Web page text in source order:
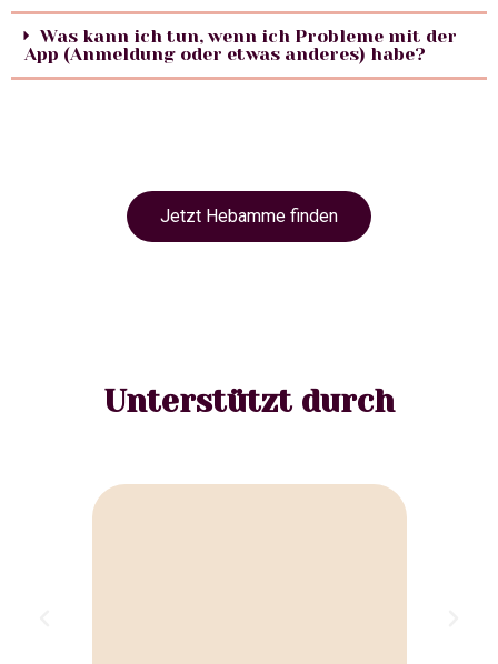
Was kann ich tun, wenn ich Probleme mit der
App (Anmeldung oder etwas anderes) habe?
Jetzt Hebamme finden
Unterstützt durch